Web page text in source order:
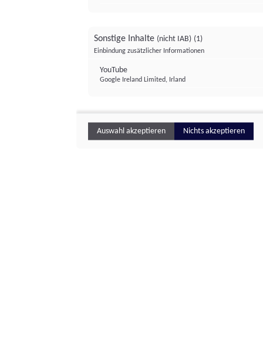
Sonstige Inhalte (nicht IAB) (1)
Einbindung zusätzlicher Informationen
YouTube
Google Ireland Limited, Irland
Auswahl akzeptieren Nichts akzeptieren